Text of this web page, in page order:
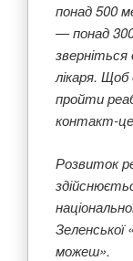
понад 500
— понад
зверніться
лікаря.
пройти
контакт-
Розвиток
Зеленської
можеш».